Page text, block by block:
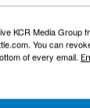
KCR Media Group
You can
of every email.